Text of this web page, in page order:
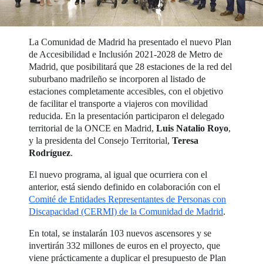
La Comunidad de Madrid ha presentado el nuevo Plan
de Accesibilidad e Inclusión 2021-2028 de Metro de
Madrid, que posibilitará que 28 estaciones de la red del
suburbano madrileño se incorporen al listado de
estaciones completamente accesibles, con el objetivo
de facilitar el transporte a viajeros con movilidad
reducida. En la presentación participaron el delegado
territorial de la ONCE en Madrid,Luis Natalio Royo,
y la presidenta del Consejo Territorial,Teresa
Rodríguez.
El nuevo programa, al igual que ocurriera con el
anterior, está siendo definido en colaboración con el
Comité de Entidades Representantes de Personas con
Discapacidad (CERMI) de la Comunidad de Madrid.
En total, se instalarán 103 nuevos ascensores y se
invertirán 332 millones de euros en el proyecto, que
viene prácticamente a duplicar el presupuesto de Plan